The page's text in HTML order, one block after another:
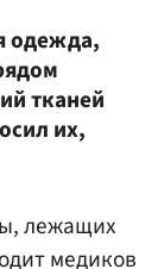
одежда,
тканей
их,
лежащих
медиков